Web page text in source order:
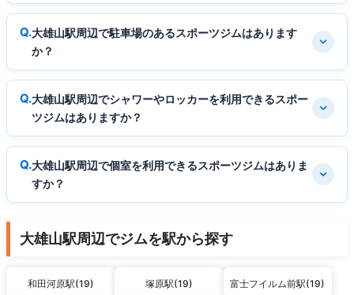
大雄山駅周辺で駐車場のあるスポーツジムはあります
か？
大雄山駅周辺でシャワーやロッカーを利用できるスポー
ツジムはありますか？
大雄山駅周辺で個室を利用できるスポーツジムはありま
すか？
大雄山駅周辺でジムを駅から探す
和田河原駅(19) 塚原駅(19) 富士フイルム前駅(19)